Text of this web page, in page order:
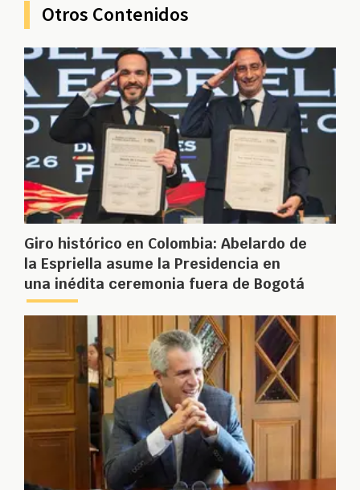
Otros Contenidos
Giro histórico en Colombia: Abelardo de
la Espriella asume la Presidencia en
una inédita ceremonia fuera de Bogotá